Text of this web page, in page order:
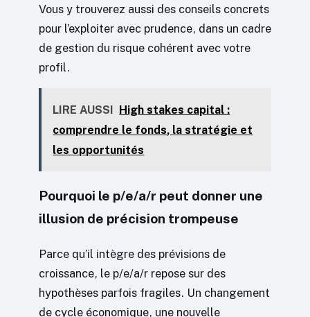
Vous y trouverez aussi des conseils concrets
pour l’exploiter avec prudence, dans un cadre
de gestion du risque cohérent avec votre
profil.
LIRE AUSSI High stakes capital :
comprendre le fonds, la stratégie et
les opportunités
Pourquoi le p/e/a/r peut donner une
illusion de précision trompeuse
Parce qu’il intègre des prévisions de
croissance, le p/e/a/r repose sur des
hypothèses parfois fragiles. Un changement
de cycle économique, une nouvelle